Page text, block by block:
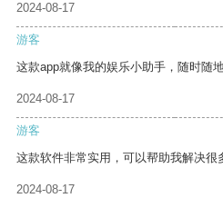
2024-08-17
游客
这款app就像我的娱乐小助手，随时随
2024-08-17
游客
这款软件非常实用，可以帮助我解决很
2024-08-17